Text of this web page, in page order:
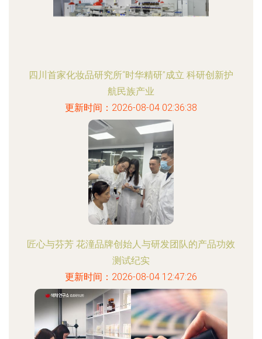
四川首家化妆品研究所“时华精研”成立 科研创新护
航民族产业
更新时间：2026-08-04 02:36:38
匠心与芬芳 花潼品牌创始人与研发团队的产品功效
测试纪实
更新时间：2026-08-04 12:47:26